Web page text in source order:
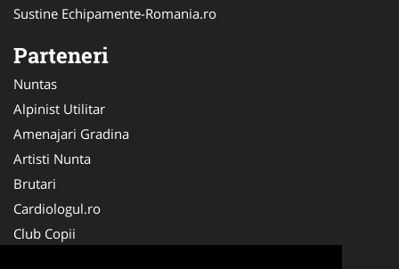
Sustine Echipamente-Romania.ro
Parteneri
Nuntas
Alpinist Utilitar
Amenajari Gradina
Artisti Nunta
Brutari
Cardiologul.ro
Club Copii